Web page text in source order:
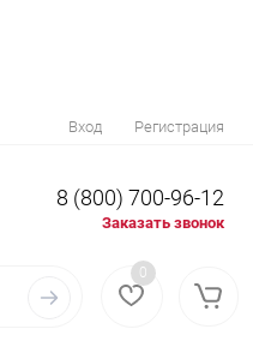
Вход Регистрация
8 (800) 700-96-12
Заказать звонок
0